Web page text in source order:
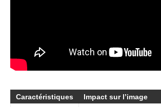
Caractéristiques Impact sur l’image